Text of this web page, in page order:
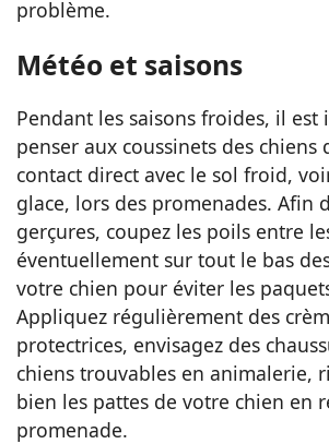
problème.
Météo et saisons
Pendant les saisons froides, il
penser aux coussinets des chiens
contact direct avec le sol froid,
glace, lors des promenades. Afin
gerçures, coupez les poils entre
éventuellement sur tout le bas
votre chien pour éviter les
Appliquez régulièrement des
protectrices, envisagez des
chiens trouvables en animalerie,
bien les pattes de votre chien en
promenade.